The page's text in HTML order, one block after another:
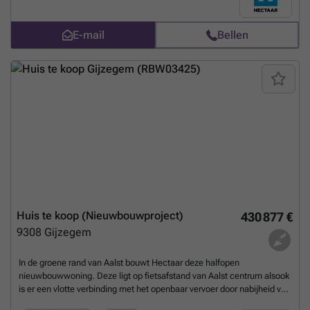
comfort.Als koper krijg je de kans om volledig inspraak te hebben in
de inrichting en afwerking van jouw woning. In samenspraak met
onze betrouwbare partnerleveranciers kies je zelf de materialen en
afwerking volgens smaak en budget.Indeling van de
woning:Gelijkvloers: inkomhal met gastentoilet, lichtrijke leefruimte
met open keuken en een garage. Verdieping: nachthal met apart
E-mail Bellen
430 877 €
Huis te koop (Nieuwbouwproject)
9308 Gijzegem
In de groene rand van Aalst bouwt Hectaar deze halfopen
nieuwbouwwoning. Deze ligt op fietsafstand van Aalst centrum alsook
is er een vlotte verbinding met het openbaar vervoer door nabijheid van